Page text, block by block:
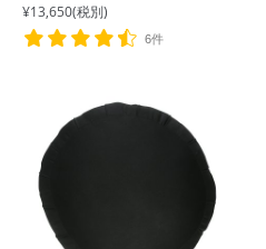
¥13,650(税別)
6件